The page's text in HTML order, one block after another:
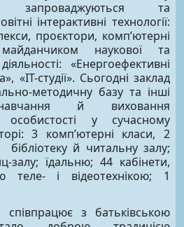
запроваджуються та
інтерактивні технології:
проєктори, комп’ютерні
наукової та
«Енергоефективні
«ІТ-студії». Сьогодні заклад
методичну базу та інші
й виховання
особистості у сучасному
3 комп’ютерні класи, 2
бібліотеку й читальну залу;
залу; їдальню; 44 кабінети,
теле- і відеотехнікою; 1
співпрацює з батьківською